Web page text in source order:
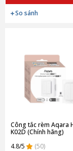
So sánh
Công tắc rèm Aqara
K02D (Chính hãng)
4.8/5
(50)